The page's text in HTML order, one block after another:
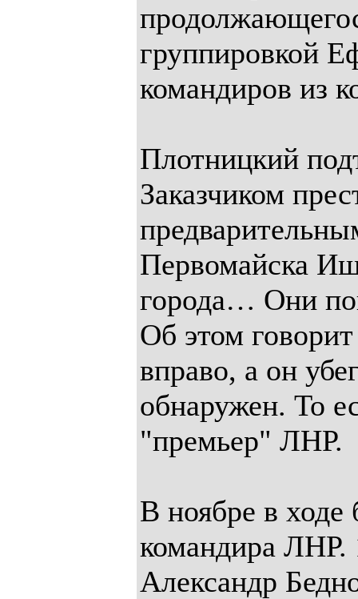
группировкой
командиров из
Плотницкий
Заказчиком
Первомайска
города… Они
Об этом
вправо, а он
обнаружен. То
"премьер" ЛНР.
В ноябре в ходе
командира ЛНР.
Александр